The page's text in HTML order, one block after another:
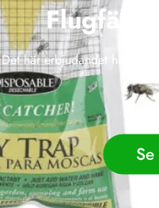
Flugfälla
Det här erbjudandet har